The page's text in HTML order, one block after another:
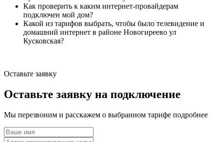
Как проверить к каким интернет-провайдерам
подключен мой дом?
Какой из тарифов выбрать, чтобы было телевидение и
домашний интернет в районе Новогиреево ул
Кусковская?
Оставьте заявку
Оставьте заявку на подключение
Мы перезвоним и расскажем о выбранном тарифе подробнее